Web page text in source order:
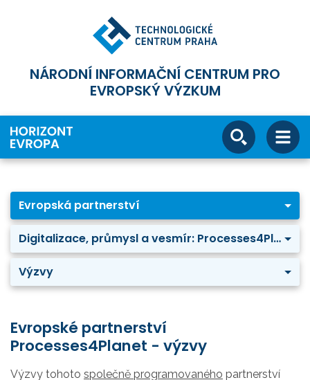
NÁRODNÍ INFORMAČNÍ CENTRUM PRO
EVROPSKÝ VÝZKUM
Evropská partnerství
Digitalizace, průmysl a vesmír: Processes4Planet – Transforming the European Process Industry for a sustainable society
Výzvy
Evropské partnerství
Processes4Planet - výzvy
Výzvy tohoto společně programovaného partnerství